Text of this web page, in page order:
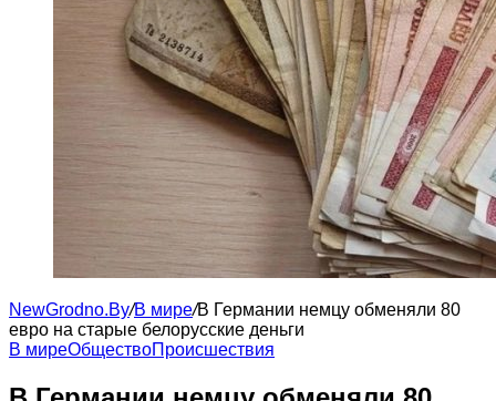
NewGrodno.By/В мире/В Германии немцу обменяли 80
евро на старые белорусские деньги
В миреОбществоПроисшествия